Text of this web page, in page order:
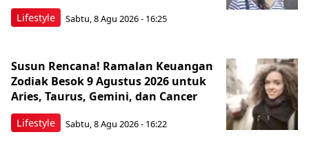
Lifestyle Sabtu, 8 Agu 2026 - 16:25
Lifestyle
Susun Rencana! Ramalan Keuangan
Zodiak Besok 9 Agustus 2026 untuk
Aries, Taurus, Gemini, dan Cancer
Sabtu, 8 Agu 2026 - 16:22